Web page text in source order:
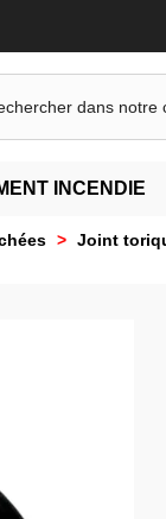
INCENDIE
> Joint